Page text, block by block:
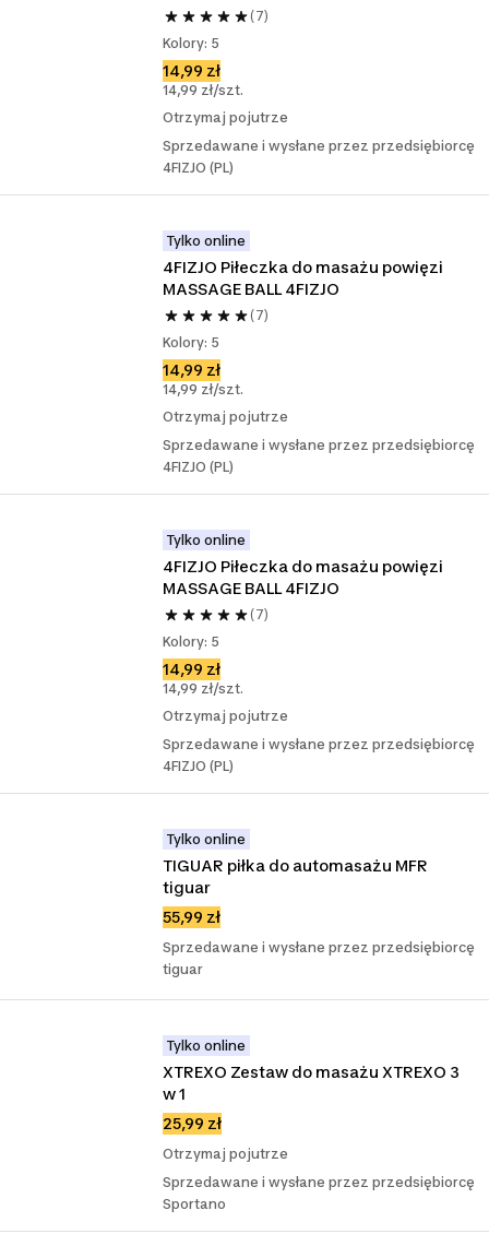
(7)
Kolory: 5
14,99 zł
14,99 zł/szt.
Otrzymaj pojutrze
Sprzedawane i wysłane przez przedsiębiorcę
4FIZJO (PL)
Tylko online
4FIZJO Piłeczka do masażu powięzi
MASSAGE BALL 4FIZJO
(7)
Kolory: 5
14,99 zł
14,99 zł/szt.
Otrzymaj pojutrze
Sprzedawane i wysłane przez przedsiębiorcę
4FIZJO (PL)
Tylko online
4FIZJO Piłeczka do masażu powięzi
MASSAGE BALL 4FIZJO
(7)
Kolory: 5
14,99 zł
14,99 zł/szt.
Otrzymaj pojutrze
Sprzedawane i wysłane przez przedsiębiorcę
4FIZJO (PL)
Tylko online
TIGUAR piłka do automasażu MFR
tiguar
55,99 zł
Sprzedawane i wysłane przez przedsiębiorcę
tiguar
Tylko online
XTREXO Zestaw do masażu XTREXO 3
w 1
25,99 zł
Otrzymaj pojutrze
Sprzedawane i wysłane przez przedsiębiorcę
Sportano